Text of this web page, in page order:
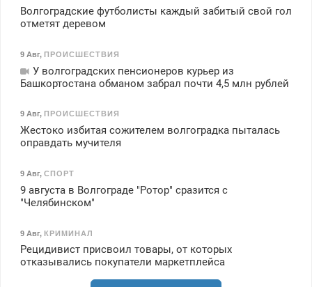
Волгоградские футболисты каждый забитый свой гол
отметят деревом
9 Авг, ПРОИСШЕСТВИЯ
У волгоградских пенсионеров курьер из
Башкортостана обманом забрал почти 4,5 млн рублей
9 Авг, ПРОИСШЕСТВИЯ
Жестоко избитая сожителем волгоградка пыталась
оправдать мучителя
9 Авг, СПОРТ
9 августа в Волгограде "Ротор" сразится с
"Челябинском"
9 Авг, КРИМИНАЛ
Рецидивист присвоил товары, от которых
отказывались покупатели маркетплейса